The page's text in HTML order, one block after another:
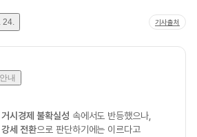
24. 기사출처
내
거시경제 불확실성 속에서도 반등했으나,
강세 전환으로 판단하기에는 이르다고